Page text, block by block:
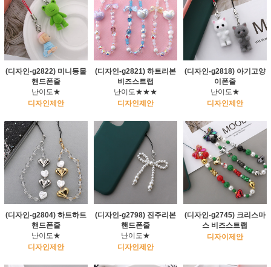
(디자인-g2822) 미니동물
핸드폰줄
난이도★
디자인제안
(디자인-g2821) 하트리본
비즈스트랩
난이도★★★
디자인제안
(디자인-g2818) 아기고양
이폰줄
난이도★
디자인제안
(디자인-g2804) 하트하트
핸드폰줄
난이도★
디자인제안
(디자인-g2798) 진주리본
핸드폰줄
난이도★
디자인제안
(디자인-g2745) 크리스마
스 비즈스트랩
디자이제안